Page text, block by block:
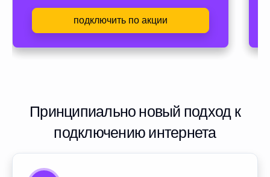
подключить по акции
Принципиально новый подход к
подключению интернета